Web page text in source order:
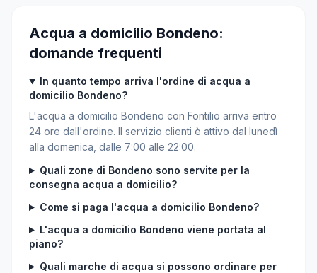
Acqua a domicilio Bondeno:
domande frequenti
In quanto tempo arriva l'ordine di acqua a
domicilio Bondeno?
L'acqua a domicilio Bondeno con Fontilio arriva entro
24 ore dall'ordine. Il servizio clienti è attivo dal lunedì
alla domenica, dalle 7:00 alle 22:00.
Quali zone di Bondeno sono servite per la
consegna acqua a domicilio?
Come si paga l'acqua a domicilio Bondeno?
L'acqua a domicilio Bondeno viene portata al
piano?
Quali marche di acqua si possono ordinare per